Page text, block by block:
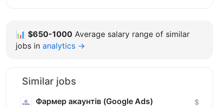
📊 $650-1000 Average salary range of similar
jobs in analytics →
Similar jobs
Фармер акаунтів (Google Ads) $